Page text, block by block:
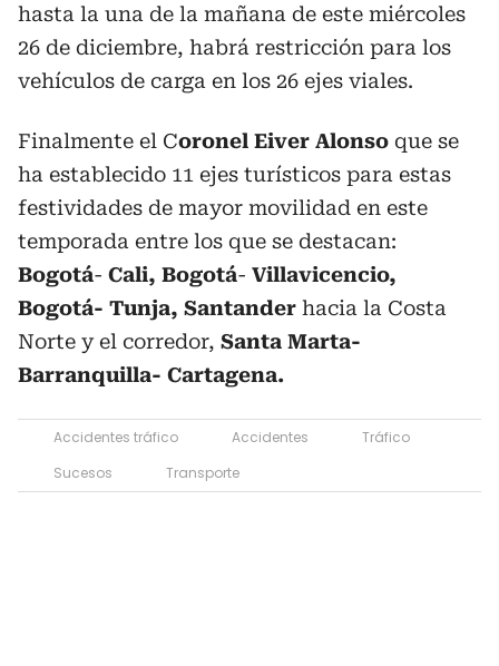
hasta la una de la mañana de este miércoles
26 de diciembre, habrá restricción para los
vehículos de carga en los 26 ejes viales.
Finalmente el Coronel Eiver Alonso que se
ha establecido 11 ejes turísticos para estas
festividades de mayor movilidad en este
temporada entre los que se destacan:
Bogotá- Cali, Bogotá- Villavicencio,
Bogotá- Tunja, Santander hacia la Costa
Norte y el corredor, Santa Marta-
Barranquilla- Cartagena.
Accidentes tráfico Accidentes
Tráfico
Sucesos
Transporte